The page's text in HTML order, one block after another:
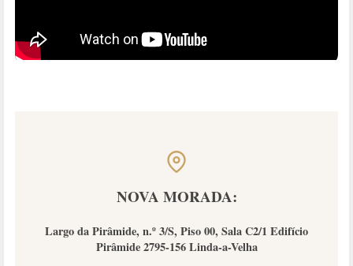
NOVA MORADA:
Largo da Pirâmide, n.º 3/S, Piso 00, Sala C2/1 Edifício
Pirâmide 2795-156 Linda-a-Velha